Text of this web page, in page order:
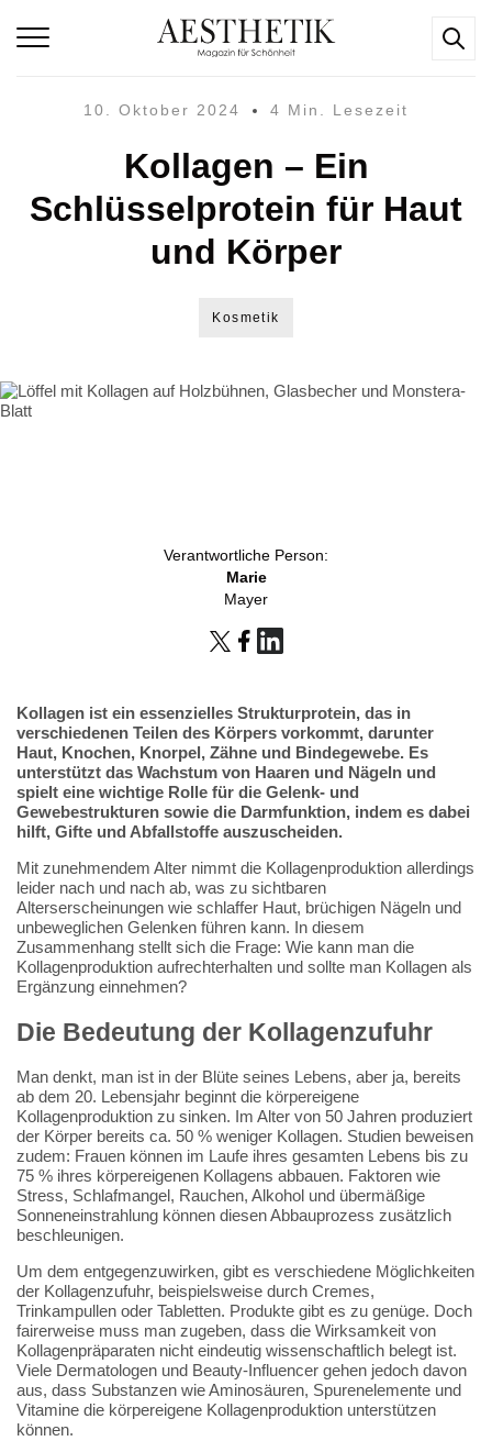
10. Oktober 2024 4 Min. Lesezeit
Kollagen – Ein
Schlüsselprotein für Haut
und Körper
Kosmetik
Verantwortliche Person:
Marie
Mayer
Kollagen ist ein essenzielles Strukturprotein, das in
verschiedenen Teilen des Körpers vorkommt, darunter
Haut, Knochen, Knorpel, Zähne und Bindegewebe. Es
unterstützt das Wachstum von Haaren und Nägeln und
spielt eine wichtige Rolle für die Gelenk- und
Gewebestrukturen sowie die Darmfunktion, indem es dabei
hilft, Gifte und Abfallstoffe auszuscheiden.
Mit zunehmendem Alter nimmt die Kollagenproduktion allerdings
leider nach und nach ab, was zu sichtbaren
Alterserscheinungen wie schlaffer Haut, brüchigen Nägeln und
unbeweglichen Gelenken führen kann. In diesem
Zusammenhang stellt sich die Frage: Wie kann man die
Kollagenproduktion aufrechterhalten und sollte man Kollagen als
Ergänzung einnehmen?
Die Bedeutung der Kollagenzufuhr
Man denkt, man ist in der Blüte seines Lebens, aber ja, bereits
ab dem 20. Lebensjahr beginnt die körpereigene
Kollagenproduktion zu sinken. Im Alter von 50 Jahren produziert
der Körper bereits ca. 50 % weniger Kollagen. Studien beweisen
zudem: Frauen können im Laufe ihres gesamten Lebens bis zu
75 % ihres körpereigenen Kollagens abbauen. Faktoren wie
Stress, Schlafmangel, Rauchen, Alkohol und übermäßige
Sonneneinstrahlung können diesen Abbauprozess zusätzlich
beschleunigen.
Um dem entgegenzuwirken, gibt es verschiedene Möglichkeiten
der Kollagenzufuhr, beispielsweise durch Cremes,
Trinkampullen oder Tabletten. Produkte gibt es zu genüge. Doch
fairerweise muss man zugeben, dass die Wirksamkeit von
Kollagenpräparaten nicht eindeutig wissenschaftlich belegt ist.
Viele Dermatologen und Beauty-Influencer gehen jedoch davon
aus, dass Substanzen wie Aminosäuren, Spurenelemente und
Vitamine die körpereigene Kollagenproduktion unterstützen
können.